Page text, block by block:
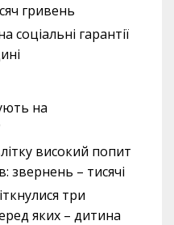
гривень
гарантії
на
високий попит
звернень – тисячі
три
яких – дитина